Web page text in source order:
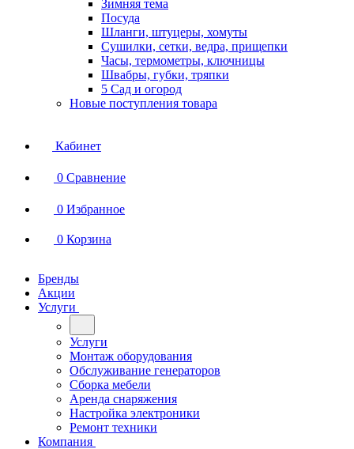
Зимняя тема
Посуда
Шланги, штуцеры, хомуты
Сушилки, сетки, ведра, прищепки
Часы, термометры, ключницы
Швабры, губки, тряпки
5 Сад и огород
Новые поступления товара
Кабинет
0 Сравнение
0 Избранное
0 Корзина
Бренды
Акции
Услуги
Услуги
Монтаж оборудования
Обслуживание генераторов
Сборка мебели
Аренда снаряжения
Настройка электроники
Ремонт техники
Компания